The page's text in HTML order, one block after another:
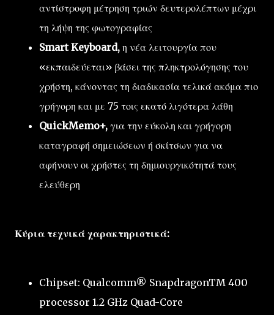
αντίστροφη μέτρηση τριών δευτερολέπτων μέχρι
τη λήψη της φωτογραφίας
Smart Keyboard, η νέα λειτουργία που
«εκπαιδεύεται» βάσει της πληκτρολόγησης του
χρήστη, κάνοντας τη διαδικασία τελικά ακόμα πιο
γρήγορη και με 75 τοις εκατό λιγότερα λάθη
QuickMemo+, για την εύκολη και γρήγορη
καταγραφή σημειώσεων ή σκίτσων για να
αφήνουν οι χρήστες τη δημιουργικότητά τους
ελεύθερη
Κύρια τεχνικά χαρακτηριστικά:
Chipset: Qualcomm® SnapdragonTM 400
processor 1.2 GHz Quad-Core